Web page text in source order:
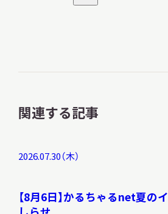
イ
関連する記事
2026.07.30（木）
【8月6日】かるちゃるnet夏の